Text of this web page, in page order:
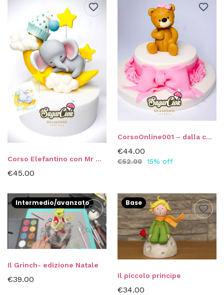
Corso Elefantino con Mr Sugar Ciok
€45.00
CorsoOnline001 – dalla copertura al modelling di Mr. Sugar Ciok
€44.00
€52.00 15% off
Intermedio/avanzato
Il Grinch- edizione Natale
€39.00
Base
Il piccolo principe
€34.00